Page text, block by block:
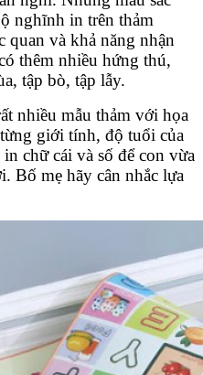
nghĩnh in trên thảm
quan và khả năng nhận
thêm nhiều hứng thú,
tập bò, tập lẫy.
nhiều mẫu thảm với họa
giới tính, độ tuổi của
chữ cái và số để con vừa
Bố mẹ hãy cân nhắc lựa